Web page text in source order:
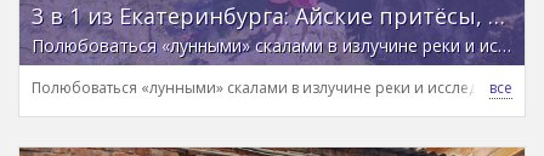
3 в 1 из Екатеринбурга: Айские притёсы, Порожская ГЭС и старые печи
Полюбоваться «лунными» скалами в излучине реки и исследовать технические чудеса Урала
Полюбоваться «лунными» скалами в излучине реки и исследовать